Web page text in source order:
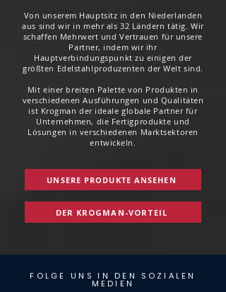
Von unserem Hauptsitz in den Niederlanden
aus sind wir in mehr als 32 Ländern tätig. Wir
schaffen Mehrwert und Vertrauen für unsere
Partner, indem wir ihr
Hauptverbindungspunkt zu einigen der
größten Edelstahlproduzenten der Welt sind.
Mit einer breiten Palette von Produkten in
verschiedenen Ausführungen und Qualitäten
ist Krogman der ideale globale Partner für
Unternehmen, die Fertigprodukte und
Lösungen in verschiedenen Marktsektoren
entwickeln.
UNSERE PRODUKTE ANSEHEN
DER KROGMAN-VORTEIL
FOLGE UNS IN DEN SOZIALEN
MEDIEN